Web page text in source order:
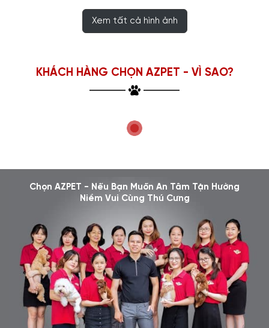
Xem tất cả hình ảnh
KHÁCH HÀNG CHỌN AZPET - VÌ SAO?
Chọn AZPET - Nếu Bạn Muốn An Tâm Tận Hưởng
Niềm Vui Cùng Thú Cưng